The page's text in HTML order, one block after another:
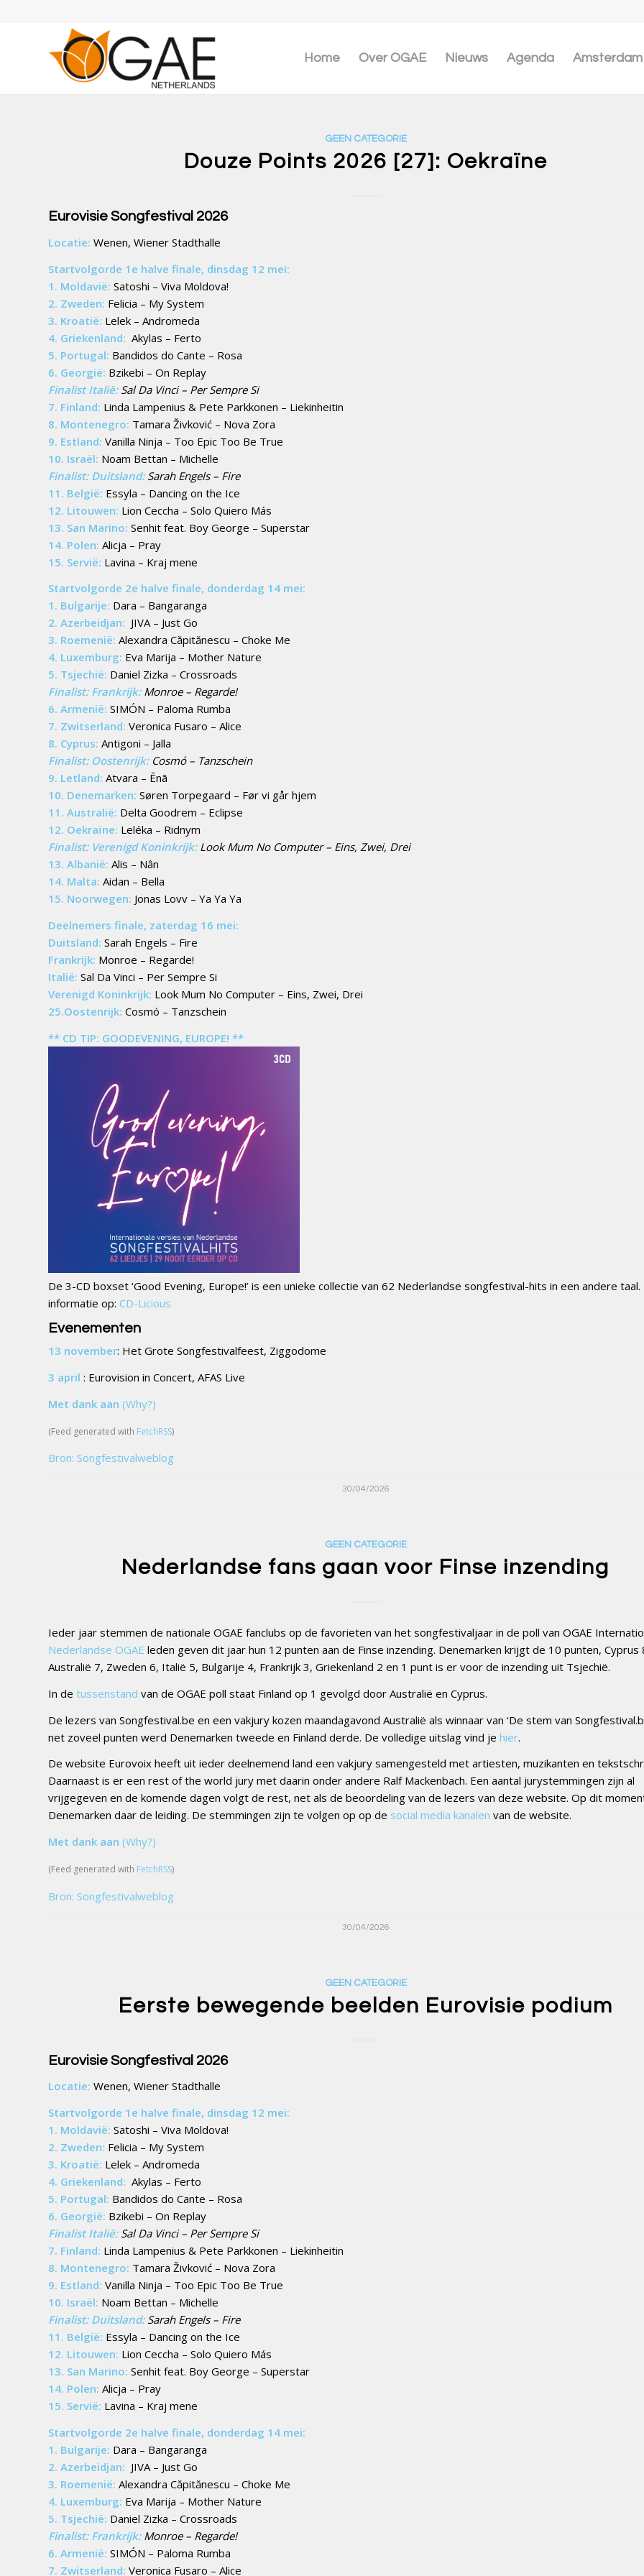
Home Over OGAE Nieuws Agenda Amsterdam
GEEN CATEGORIE
Douze Points 2026 [27]: Oekraïne
Eurovisie Songfestival 2026
Locatie: Wenen, Wiener Stadthalle
Startvolgorde 1e halve finale, dinsdag 12 mei:
1. Moldavië: Satoshi – Viva Moldova!
2. Zweden: Felicia – My System
3. Kroatië: Lelek – Andromeda
4. Griekenland: Akylas – Ferto
5. Portugal: Bandidos do Cante – Rosa
6. Georgië: Bzikebi – On Replay
Finalist Italië:Sal Da Vinci – Per Sempre Si
7. Finland: Linda Lampenius & Pete Parkkonen – Liekinheitin
8. Montenegro: Tamara Živković – Nova Zora
9. Estland: Vanilla Ninja – Too Epic Too Be True
10. Israël: Noam Bettan – Michelle
Finalist: Duitsland:Sarah Engels – Fire
11. België: Essyla – Dancing on the Ice
12. Litouwen: Lion Ceccha – Solo Quiero Más
13. San Marino: Senhit feat. Boy George – Superstar
14. Polen: Alicja – Pray
15. Servië: Lavina – Kraj mene
Startvolgorde 2e halve finale, donderdag 14 mei:
1. Bulgarije: Dara – Bangaranga
2. Azerbeidjan: JIVA – Just Go
3. Roemenië: Alexandra Căpitănescu – Choke Me
4. Luxemburg: Eva Marija – Mother Nature
5. Tsjechië: Daniel Zizka – Crossroads
Finalist: Frankrijk:Monroe – Regarde!
6. Armenië: SIMÓN – Paloma Rumba
7. Zwitserland: Veronica Fusaro – Alice
8. Cyprus: Antigoni – Jalla
Finalist: Oostenrijk:Cosmó – Tanzschein
9. Letland: Atvara – Ēnā
10. Denemarken: Søren Torpegaard – Før vi går hjem
11. Australië: Delta Goodrem – Eclipse
12. Oekraïne: Leléka – Ridnym
Finalist: Verenigd Koninkrijk:Look Mum No Computer – Eins, Zwei, Drei
13. Albanië: Alis – Nân
14. Malta: Aidan – Bella
15. Noorwegen: Jonas Lovv – Ya Ya Ya
Deelnemers finale, zaterdag 16 mei:
Duitsland: Sarah Engels – Fire
Frankrijk: Monroe – Regarde!
Italië: Sal Da Vinci – Per Sempre Si
Verenigd Koninkrijk: Look Mum No Computer – Eins, Zwei, Drei
25.Oostenrijk: Cosmó – Tanzschein
** CD TIP: GOODEVENING, EUROPE! **
De 3-CD boxset ‘Good Evening, Europe!’ is een unieke collectie van 62 Nederlandse songfestival-hits in een andere
informatie op: CD-Licious
Evenementen
13 november: Het Grote Songfestivalfeest, Ziggodome
3 april : Eurovision in Concert, AFAS Live
Met dank aan (Why?)
(Feed generated with FetchRSS)
Bron: Songfestivalweblog
30/04/2026
GEEN CATEGORIE
Nederlandse fans gaan voor Finse inzending
Ieder jaar stemmen de nationale OGAE fanclubs op de favorieten van het songfestivaljaar in de poll van OGAE
Nederlandse OGAE leden geven dit jaar hun 12 punten aan de Finse inzending. Denemarken krijgt de 10 punten, Cyprus
Australië 7, Zweden 6, Italië 5, Bulgarije 4, Frankrijk 3, Griekenland 2 en 1 punt is er voor de inzending uit Tsjechië.
In de tussenstand van de OGAE poll staat Finland op 1 gevolgd door Australië en Cyprus.
De lezers van Songfestival.be en een vakjury kozen maandagavond Australië als winnaar van ‘De stem van
net zoveel punten werd Denemarken tweede en Finland derde. De volledige uitslag vind je hier.
De website Eurovoix heeft uit ieder deelnemend land een vakjury samengesteld met artiesten, muzikanten en
Daarnaast is er een rest of the world jury met daarin onder andere Ralf Mackenbach. Een aantal jurystemmingen zijn al
vrijgegeven en de komende dagen volgt de rest, net als de beoordeling van de lezers van deze website. Op dit
Denemarken daar de leiding. De stemmingen zijn te volgen op op de social media kanalen van de website.
Met dank aan (Why?)
(Feed generated with FetchRSS)
Bron: Songfestivalweblog
30/04/2026
GEEN CATEGORIE
Eerste bewegende beelden Eurovisie podium
Eurovisie Songfestival 2026
Locatie: Wenen, Wiener Stadthalle
Startvolgorde 1e halve finale, dinsdag 12 mei:
1. Moldavië: Satoshi – Viva Moldova!
2. Zweden: Felicia – My System
3. Kroatië: Lelek – Andromeda
4. Griekenland: Akylas – Ferto
5. Portugal: Bandidos do Cante – Rosa
6. Georgië: Bzikebi – On Replay
Finalist Italië:Sal Da Vinci – Per Sempre Si
7. Finland: Linda Lampenius & Pete Parkkonen – Liekinheitin
8. Montenegro: Tamara Živković – Nova Zora
9. Estland: Vanilla Ninja – Too Epic Too Be True
10. Israël: Noam Bettan – Michelle
Finalist: Duitsland:Sarah Engels – Fire
11. België: Essyla – Dancing on the Ice
12. Litouwen: Lion Ceccha – Solo Quiero Más
13. San Marino: Senhit feat. Boy George – Superstar
14. Polen: Alicja – Pray
15. Servië: Lavina – Kraj mene
Startvolgorde 2e halve finale, donderdag 14 mei:
1. Bulgarije: Dara – Bangaranga
2. Azerbeidjan: JIVA – Just Go
3. Roemenië: Alexandra Căpitănescu – Choke Me
4. Luxemburg: Eva Marija – Mother Nature
5. Tsjechië: Daniel Zizka – Crossroads
Finalist: Frankrijk:Monroe – Regarde!
6. Armenië: SIMÓN – Paloma Rumba
7. Zwitserland: Veronica Fusaro – Alice